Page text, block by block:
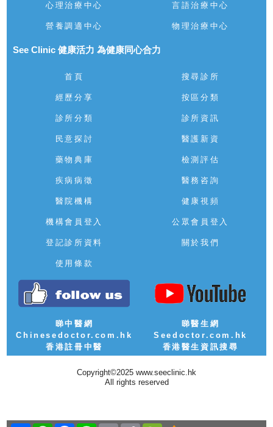
心理治療中心 言語治療中心
營養調適中心 物理治療中心
See Clinic 健康活力 為健康同心合力
首頁 搜尋診所
經歷分享 按區分類
診所分類 診所資訊
民意探討 醫護新資
藥物典庫 檢測評估
疾病病徵 醫務咨詢
醫院機構 健康視頻
機構會員登入 公眾會員登入
登記診所資料 關於我們
使用條款
睇中醫網
Chinesedoctor.com.hk
香港註冊中醫
睇醫生網
Seedoctor.com.hk
香港醫生資訊搜尋
Copyright©2025 www.seeclinic.hk
All rights reserved